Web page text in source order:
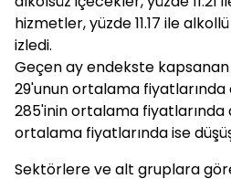
hizmetler, yüzde 11.17 ile
izledi.
Geçen ay endekste
29'unun ortalama fiyatlarında
285'inin ortalama fiyatlarında
ortalama fiyatlarında ise
Sektörlere ve alt gruplara göre